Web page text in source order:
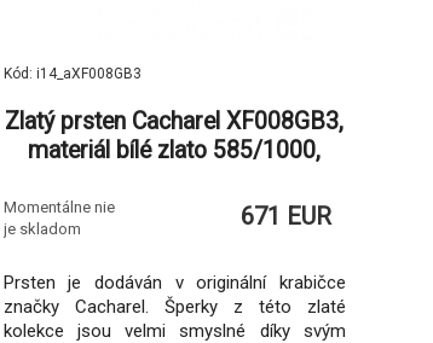
Kód: i14_aXF008GB3
Zlatý prsten Cacharel XF008GB3,
materiál bílé zlato 585/1000,
Momentálne nie
je skladom
671 EUR
Prsten je dodáván v originální krabičce
značky Cacharel. Šperky z této zlaté
kolekce jsou velmi smyslné díky svým